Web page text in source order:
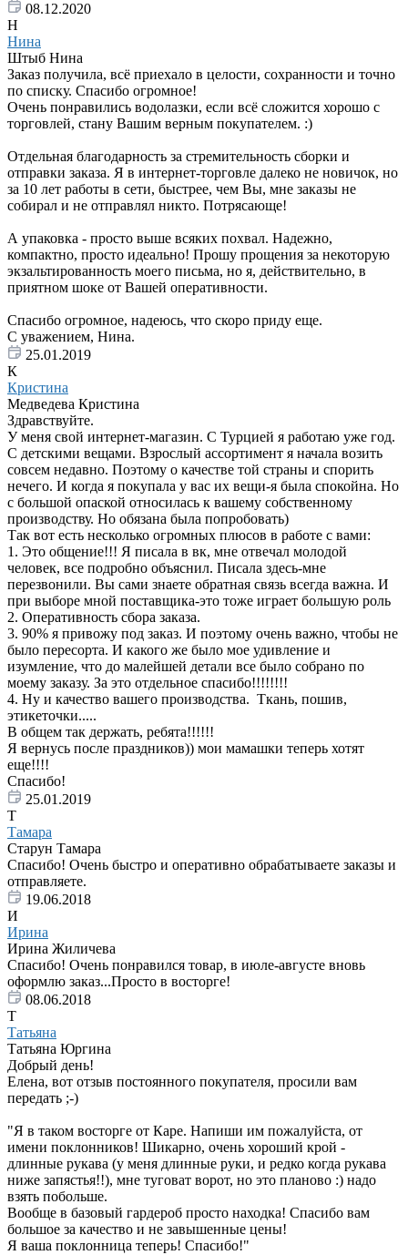
08.12.2020
Н
Нина
Штыб Нина
Заказ получила, всё приехало в целости, сохранности и точно
по списку. Спасибо огромное!
Очень понравились водолазки, если всё сложится хорошо с
торговлей, стану Вашим верным покупателем. :)
Отдельная благодарность за стремительность сборки и
отправки заказа. Я в интернет-торговле далеко не новичок, но
за 10 лет работы в сети, быстрее, чем Вы, мне заказы не
собирал и не отправлял никто. Потрясающе!
А упаковка - просто выше всяких похвал. Надежно,
компактно, просто идеально! Прошу прощения за некоторую
экзальтированность моего письма, но я, действительно, в
приятном шоке от Вашей оперативности.
Спасибо огромное, надеюсь, что скоро приду еще.
С уважением, Нина.
25.01.2019
К
Кристина
Медведева Кристина
Здравствуйте.
У меня свой интернет-магазин. С Турцией я работаю уже год.
С детскими вещами. Взрослый ассортимент я начала возить
совсем недавно. Поэтому о качестве той страны и спорить
нечего. И когда я покупала у вас их вещи-я была спокойна. Но
с большой опаской относилась к вашему собственному
производству. Но обязана была попробовать)
Так вот есть несколько огромных плюсов в работе с вами:
1. Это общение!!! Я писала в вк, мне отвечал молодой
человек, все подробно объяснил. Писала здесь-мне
перезвонили. Вы сами знаете обратная связь всегда важна. И
при выборе мной поставщика-это тоже играет большую роль
2. Оперативность сбора заказа.
3. 90% я привожу под заказ. И поэтому очень важно, чтобы не
было пересорта. И какого же было мое удивление и
изумление, что до малейшей детали все было собрано по
моему заказу. За это отдельное спасибо!!!!!!!!
4. Ну и качество вашего производства. Ткань, пошив,
этикеточки.....
В общем так держать, ребята!!!!!!
Я вернусь после праздников)) мои мамашки теперь хотят
еще!!!!
Спасибо!
25.01.2019
Т
Тамара
Старун Тамара
Спасибо! Очень быстро и оперативно обрабатываете заказы и
отправляете.
19.06.2018
И
Ирина
Ирина Жиличева
Спасибо! Очень понравился товар, в июле-августе вновь
оформлю заказ...Просто в восторге!
08.06.2018
Т
Татьяна
Татьяна Юргина
Добрый день!
Елена, вот отзыв постоянного покупателя, просили вам
передать ;-)
"Я в таком восторге от Каре. Напиши им пожалуйста, от
имени поклонников! Шикарно, очень хороший крой -
длинные рукава (у меня длинные руки, и редко когда рукава
ниже запястья!!), мне туговат ворот, но это планово :) надо
взять побольше.
Вообще в базовый гардероб просто находка! Спасибо вам
большое за качество и не завышенные цены!
Я ваша поклонница теперь! Спасибо!"